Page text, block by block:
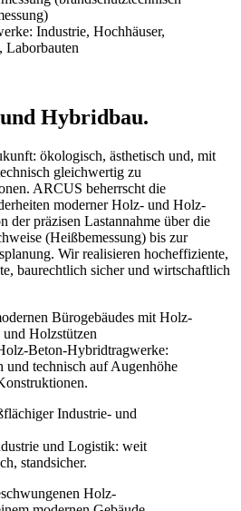
Industrie, Hochhäuser,
Laborbauten
Hybridbau.
ökologisch, ästhetisch und, mit
gleichwertig zu
ARCUS beherrscht die
moderner Holz- und Holz-
der präzisen Lastannahme über die
(Heißbemessung) bis zur
Wir realisieren hocheffiziente,
baurechtlich sicher und wirtschaftlich
Beton-Hybridtragwerke:
und technisch auf Augenhöhe
und Logistik: weit
standsicher.